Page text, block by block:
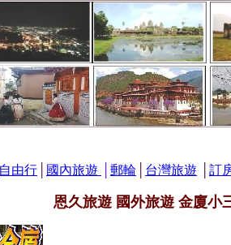
自由行 國內旅遊 郵輪 台灣旅遊 訂
恩久旅遊 國外旅遊 金廈小